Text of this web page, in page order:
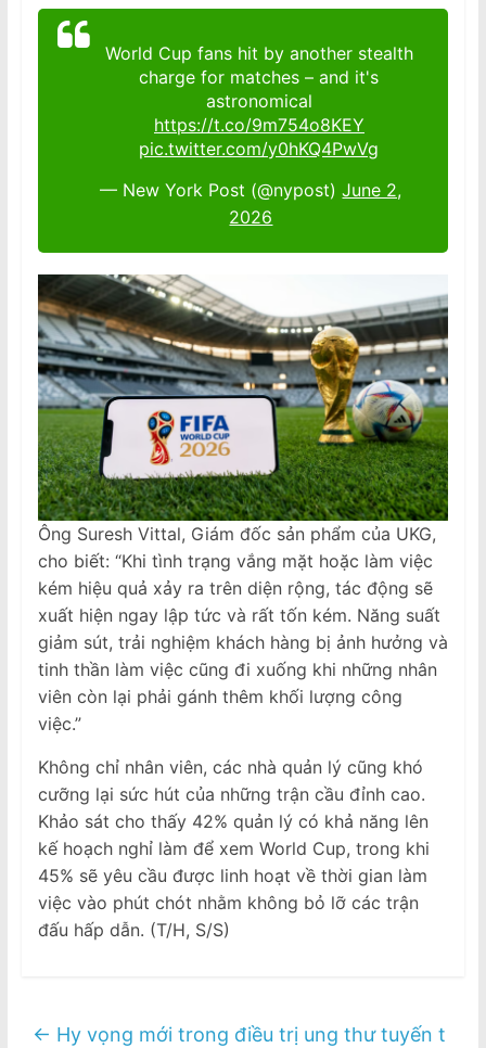
World Cup fans hit by another stealth
charge for matches – and it's
astronomical
https://t.co/9m754o8KEY
pic.twitter.com/y0hKQ4PwVg
— New York Post (@nypost)June 2,
2026
Ông Suresh Vittal, Giám đốc sản phẩm của UKG,
cho biết: “Khi tình trạng vắng mặt hoặc làm việc
kém hiệu quả xảy ra trên diện rộng, tác động sẽ
xuất hiện ngay lập tức và rất tốn kém. Năng suất
giảm sút, trải nghiệm khách hàng bị ảnh hưởng và
tinh thần làm việc cũng đi xuống khi những nhân
viên còn lại phải gánh thêm khối lượng công
việc.”
Không chỉ nhân viên, các nhà quản lý cũng khó
cưỡng lại sức hút của những trận cầu đỉnh cao.
Khảo sát cho thấy 42% quản lý có khả năng lên
kế hoạch nghỉ làm để xem World Cup, trong khi
45% sẽ yêu cầu được linh hoạt về thời gian làm
việc vào phút chót nhằm không bỏ lỡ các trận
đấu hấp dẫn. (T/H, S/S)
← Hy vọng mới trong điều trị ung thư tuyến t